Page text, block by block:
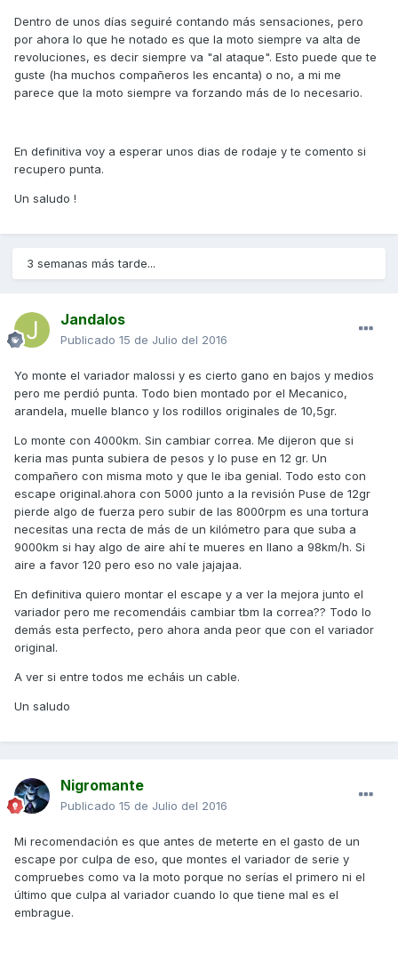
Dentro de unos días seguiré contando más sensaciones, pero
por ahora lo que he notado es que la moto siempre va alta de
revoluciones, es decir siempre va "al ataque". Esto puede que te
guste (ha muchos compañeros les encanta) o no, a mi me
parece que la moto siempre va forzando más de lo necesario.
En definitiva voy a esperar unos dias de rodaje y te comento si
recupero punta.
Un saludo !
3 semanas más tarde...
Jandalos
Publicado 15 de Julio del 2016
Yo monte el variador malossi y es cierto gano en bajos y medios
pero me perdió punta. Todo bien montado por el Mecanico,
arandela, muelle blanco y los rodillos originales de 10,5gr.
Lo monte con 4000km. Sin cambiar correa. Me dijeron que si
keria mas punta subiera de pesos y lo puse en 12 gr. Un
compañero con misma moto y que le iba genial. Todo esto con
escape original.ahora con 5000 junto a la revisión Puse de 12gr
pierde algo de fuerza pero subir de las 8000rpm es una tortura
necesitas una recta de más de un kilómetro para que suba a
9000km si hay algo de aire ahí te mueres en llano a 98km/h. Si
aire a favor 120 pero eso no vale jajajaa.
En definitiva quiero montar el escape y a ver la mejora junto el
variador pero me recomendáis cambiar tbm la correa?? Todo lo
demás esta perfecto, pero ahora anda peor que con el variador
original.
A ver si entre todos me echáis un cable.
Un saludo
Nigromante
Publicado 15 de Julio del 2016
Mi recomendación es que antes de meterte en el gasto de un
escape por culpa de eso, que montes el variador de serie y
compruebes como va la moto porque no serías el primero ni el
último que culpa al variador cuando lo que tiene mal es el
embrague.